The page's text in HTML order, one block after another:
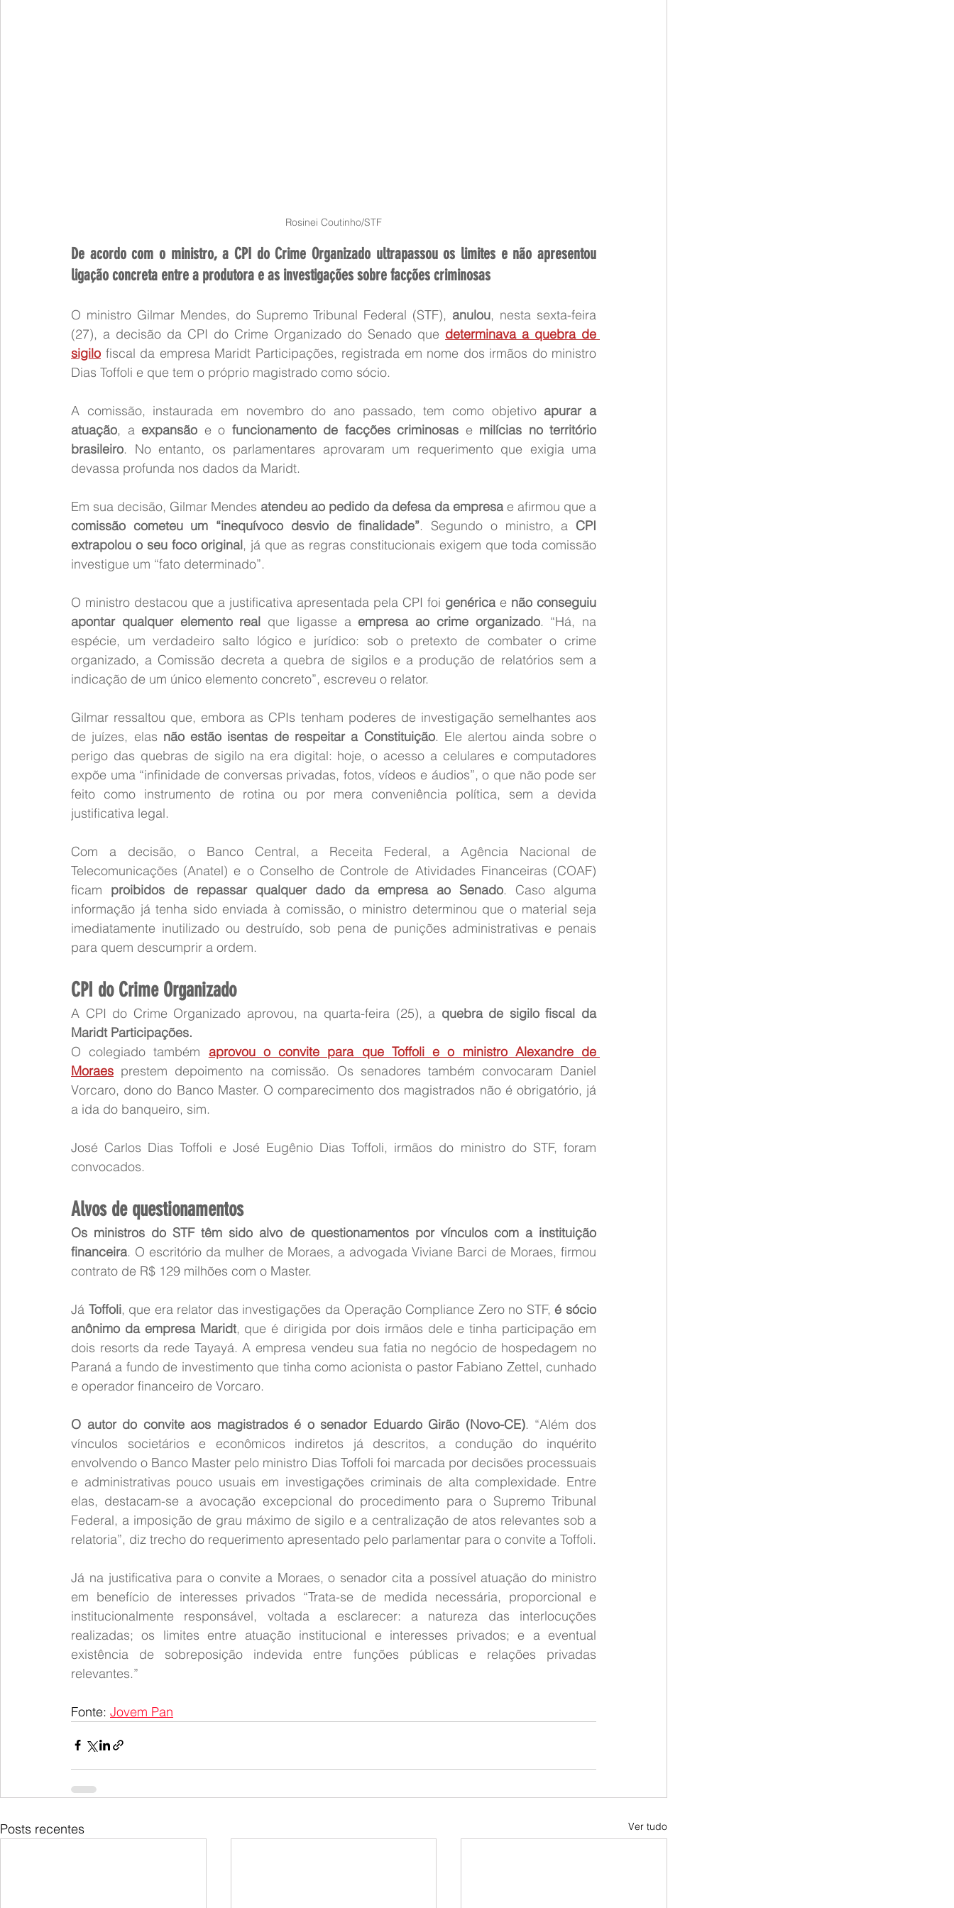
Rosinei Coutinho/STF
De acordo com o ministro, a CPI do Crime Organizado ultrapassou os limites e não apresentou
ligação concreta entre a produtora e as investigações sobre facções criminosas
O ministro Gilmar Mendes, do Supremo Tribunal Federal (STF), anulou, nesta sexta-feira
(27), a decisão da CPI do Crime Organizado do Senado que determinava a quebra de
sigilo fiscal da empresa Maridt Participações, registrada em nome dos irmãos do ministro
Dias Toffoli e que tem o próprio magistrado como sócio.
A comissão, instaurada em novembro do ano passado, tem como objetivo apurar a
atuação, a expansão e o funcionamento de facções criminosas e milícias no território
brasileiro. No entanto, os parlamentares aprovaram um requerimento que exigia uma
devassa profunda nos dados da Maridt.
Em sua decisão, Gilmar Mendes atendeu ao pedido da defesa da empresa
comissão cometeu um “inequívoco desvio de finalidade”. Segundo o ministro, a CPI
extrapolou o seu foco original, já que as regras constitucionais exigem que toda comissão
investigue um “fato determinado”.
O ministro destacou que a justificativa apresentada pela CPI foi genérica e não conseguiu
apontar qualquer elemento real que ligasse a empresa ao crime organizado. “Há, na
espécie, um verdadeiro salto lógico e jurídico: sob o pretexto de combater o crime
organizado, a Comissão decreta a quebra de sigilos e a produção de relatórios sem a
indicação de um único elemento concreto”, escreveu o relator.
Gilmar ressaltou que, embora as CPIs tenham poderes de investigação semelhantes aos
de juízes, elas não estão isentas de respeitar a Constituição. Ele alertou ainda sobre o
perigo das quebras de sigilo na era digital: hoje, o acesso a celulares e computadores
expõe uma “infinidade de conversas privadas, fotos, vídeos e áudios”, o que não pode ser
feito como instrumento de rotina ou por mera conveniência política, sem a devida
justificativa legal.
Com a decisão, o Banco Central, a Receita Federal, a Agência Nacional de
Telecomunicações (Anatel) e o Conselho de Controle de Atividades Financeiras (COAF)
ficam proibidos de repassar qualquer dado da empresa ao Senado. Caso alguma
informação já tenha sido enviada à comissão, o ministro determinou que o material seja
imediatamente inutilizado ou destruído, sob pena de punições administrativas e penais
para quem descumprir a ordem.
CPI do Crime Organizado
A CPI do Crime Organizado aprovou, na quarta-feira (25), a quebra de sigilo fiscal da
Maridt Participações.
O colegiado também aprovou o convite para que Toffoli e o ministro Alexandre de
Moraes prestem depoimento na comissão. Os senadores também convocaram Daniel
Vorcaro, dono do Banco Master. O comparecimento dos magistrados não é obrigatório, já
a ida do banqueiro, sim.
José Carlos Dias Toffoli e José Eugênio Dias Toffoli, irmãos do ministro do STF, foram
convocados.
Alvos de questionamentos
Os ministros do STF têm sido alvo de questionamentos por vínculos com a instituição
financeira. O escritório da mulher de Moraes, a advogada Viviane Barci de Moraes, firmou
contrato de R$ 129 milhões com o Master.
Já Toffoli, que era relator das investigações da Operação Compliance Zero no STF, é sócio
anônimo da empresa Maridt, que é dirigida por dois irmãos dele e tinha participação em
dois resorts da rede Tayayá. A empresa vendeu sua fatia no negócio de hospedagem no
Paraná a fundo de investimento que tinha como acionista o pastor Fabiano Zettel, cunhado
e operador financeiro de Vorcaro.
O autor do convite aos magistrados é o senador Eduardo Girão (Novo-CE). “Além dos
vínculos societários e econômicos indiretos já descritos, a condução do inquérito
envolvendo o Banco Master pelo ministro Dias Toffoli foi marcada por decisões processuais
e administrativas pouco usuais em investigações criminais de alta complexidade. Entre
elas, destacam-se a avocação excepcional do procedimento para o Supremo Tribunal
Federal, a imposição de grau máximo de sigilo e a centralização de atos relevantes sob a
relatoria”, diz trecho do requerimento apresentado pelo parlamentar para o convite a Toffoli.
Já na justificativa para o convite a Moraes, o senador cita a possível atuação do ministro
em benefício de interesses privados “Trata-se de medida necessária, proporcional e
institucionalmente responsável, voltada a esclarecer: a natureza das interlocuções
realizadas; os limites entre atuação institucional e interesses privados; e a eventual
existência de sobreposição indevida entre funções públicas e relações privadas
relevantes.”
Fonte: Jovem Pan
Posts recentes Ver tudo